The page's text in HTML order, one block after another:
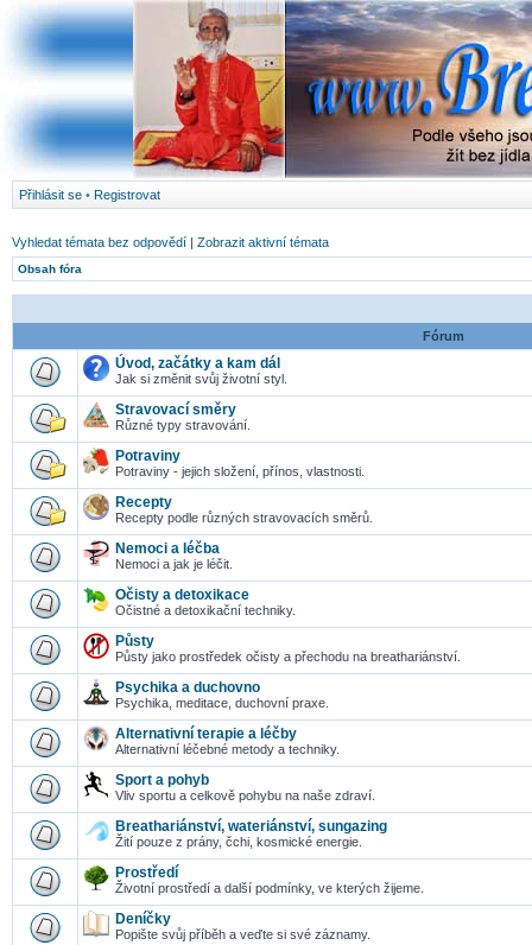
Přihlásit se • Registrovat
Vyhledat témata bez odpovědí | Zobrazit aktivní témata
Obsah fóra
Fórum
Úvod, začátky a kam dál
Jak si změnit svůj životní styl.
Stravovací směry
Různé typy stravování.
Potraviny
Potraviny - jejich složení, přínos, vlastnosti.
Recepty
Recepty podle různých stravovacích směrů.
Nemoci a léčba
Nemoci a jak je léčit.
Očisty a detoxikace
Očistné a detoxikační techniky.
Půsty
Půsty jako prostředek očisty a přechodu na breathariánství.
Psychika a duchovno
Psychika, meditace, duchovní praxe.
Alternativní terapie a léčby
Alternativní léčebné metody a techniky.
Sport a pohyb
Vliv sportu a celkově pohybu na naše zdraví.
Breathariánství, wateriánství, sungazing
Žití pouze z prány, čchi, kosmické energie.
Prostředí
Životní prostředí a další podmínky, ve kterých žijeme.
Deníčky
Popište svůj příběh a veďte si své záznamy.